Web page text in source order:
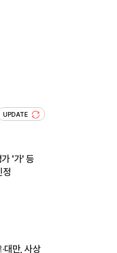
UPDATE
'가' 등
정
대만, 사상